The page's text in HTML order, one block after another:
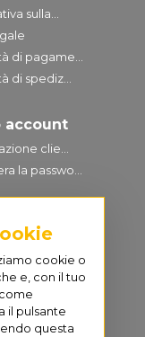
sulla...
di pagame...
di spediz...
account
clie...
la passwo...
cookie o
e, con il tuo
il pulsante
questa